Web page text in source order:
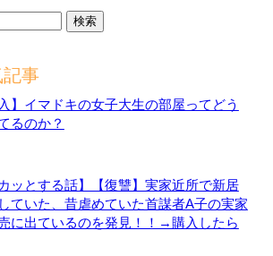
事
入】イマドキの女子大生の部屋ってどう
るのか？
カッとする話】【復讐】実家近所で新居
ていた、昔虐めていた首謀者A子の実家
に出ているのを発見！！→購入したら